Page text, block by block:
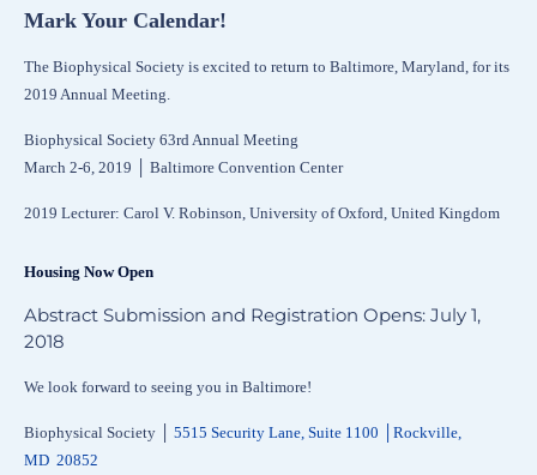
Mark Your Calendar!
The Biophysical Society is excited to return to Baltimore, Maryland, for its
2019 Annual Meeting.
Biophysical Society 63rd Annual Meeting
March 2-6, 2019 │ Baltimore Convention Center
2019 Lecturer: Carol V. Robinson, University of Oxford, United Kingdom
Housing Now Open
Abstract Submission and Registration Opens: July 1,
2018
We look forward to seeing you in Baltimore!
Biophysical Society │ 5515 Security Lane, Suite 1100 │Rockville,
MD 20852